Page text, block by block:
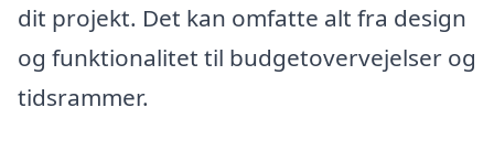
dit projekt. Det kan omfatte alt fra design
og funktionalitet til budgetovervejelser og
tidsrammer.